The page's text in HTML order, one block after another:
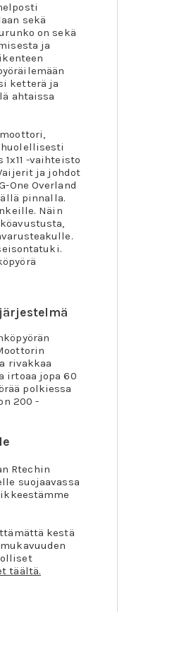
sekä
on sekä
ja
ketterä ja
ahtaissa
-vaihteisto
ja johdot
One Overland
pinnalla.
Näin
rivakkaa
irtoaa jopa 60
polkiessa
200 -
Rtechin
suojaavassa
kestä
täältä.